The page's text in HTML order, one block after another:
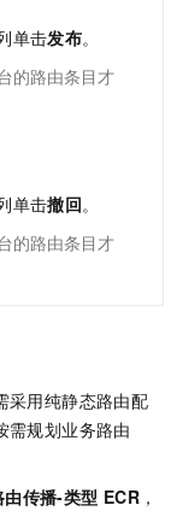
单击发布。
的路由条目才
单击撤回。
的路由条目才
采用纯静态路由配
需规划业务路由
由传播-类型 ECR ，